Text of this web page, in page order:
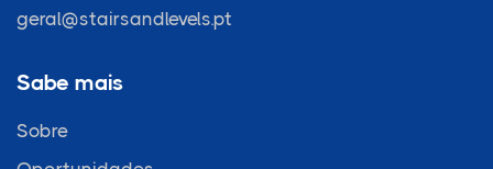
geral@stairsandlevels.pt
Sabe mais
Sobre